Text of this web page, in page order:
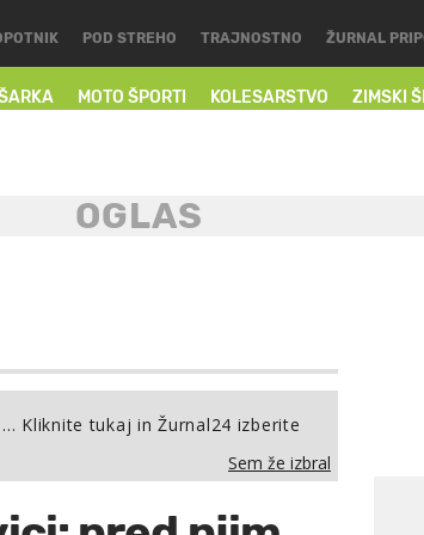
MOTO ŠPORTI KOLESARSTVO ZIMSKI
POD STREHO TRAJNOSTNO ŽURNAL
Kliknite tukaj in Žurnal24 izberite
Sem že izbral